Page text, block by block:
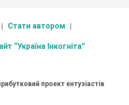
Стати автором
“Україна Інкогніта”
проект ентузіастів